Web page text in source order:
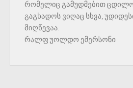
რომელიც გამუდმებით
გაგხადოს ვიღაც სხვა,
მიღწევაა.
რალფ უოლდო ემერსონი